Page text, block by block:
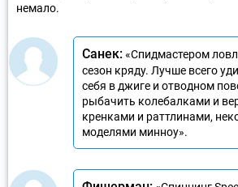
немало.
Санек:«Спидмастером
сезон кряду. Лучше всего
себя в джиге и отводном
рыбачить колебалками и
кренками и раттлинами,
моделями минноу».